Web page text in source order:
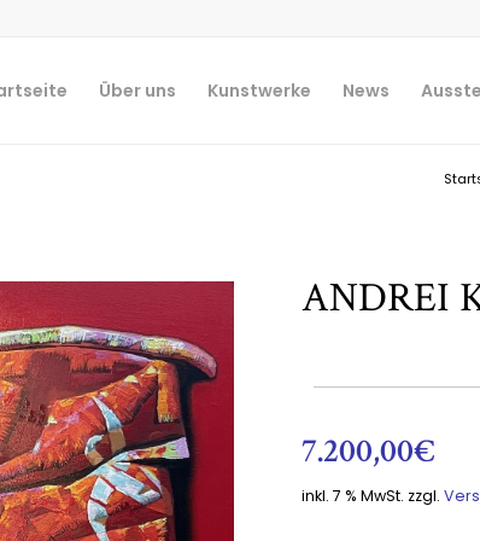
Über uns Kunstwerke News
ANDREI
7.200,00€
inkl. 7 % MwSt. zzgl.